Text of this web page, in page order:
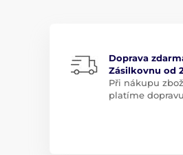
Doprava
Zásilkovnu od
Při nákupu
platíme